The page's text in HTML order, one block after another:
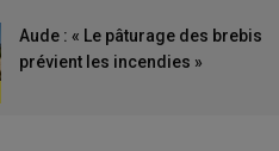
Aude : « Le pâturage des brebis
prévient les incendies »